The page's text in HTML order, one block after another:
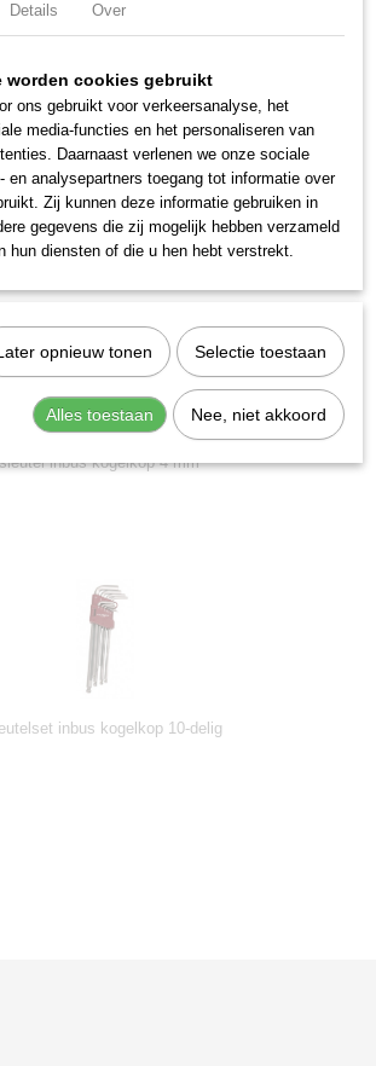
inbus kogelkop 10-delig
inbus kogelkop 4 mm
inbus kogelkop 10-delig
Details Over
worden cookies gebruikt
ons gebruikt voor verkeersanalyse, het
media-functies en het personaliseren van
Daarnaast verlenen we onze sociale
en analysepartners toegang tot informatie over
Zij kunnen deze informatie gebruiken in
gegevens die zij mogelijk hebben verzameld
hun diensten of die u hen hebt verstrekt.
opnieuw tonen Selectie toestaan
Alles toestaan Nee, niet akkoord